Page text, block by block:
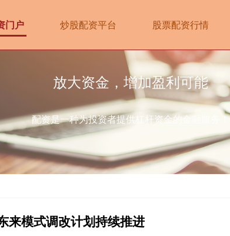
门户 炒股配资平台 股票配资行情
放大资金，增加盈利可能
配资是一种为投资者提供杠杆资金的金融服务！
来模式调改计划持续推进